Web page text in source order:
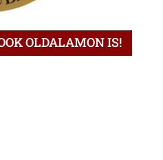
OLDALAMON IS!